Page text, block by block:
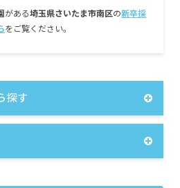
がある埼玉県さいたま市南区の新卒採
をご覧ください。
探す